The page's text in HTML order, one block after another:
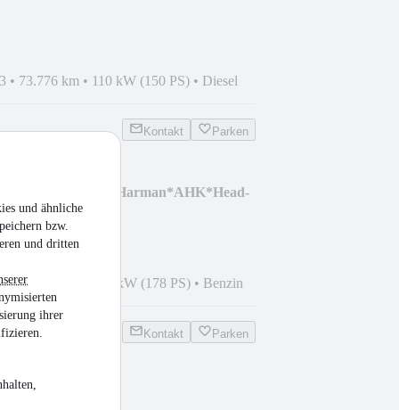
und ähnliche
bzw.
und dritten
ihrer
• 73.776 km • 110 kW (150 PS) • Diesel
Kontakt Parken
Sport*Rückfahr*Harman*AHK*Head-
•62.359 km 131 kW (178 PS) • Benzin
Kontakt Parken